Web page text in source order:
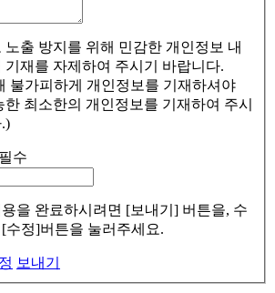
출 방지를 위해 민감한 개인정보 내
기재를 자제하여 주시기 바랍니다.
불가피하게 개인정보를 기재하셔야
한 최소한의 개인정보를 기재하여 주시
을 완료하시려면 [보내기] 버튼을, 수
수정]버튼을 눌러주세요.
보내기